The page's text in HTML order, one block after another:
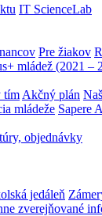
IT ScienceLab
Pre žiakov
mládež (2021 –
tím Akčný plán
mládeže Sapere
objednávky
jedáleň
zverejňované